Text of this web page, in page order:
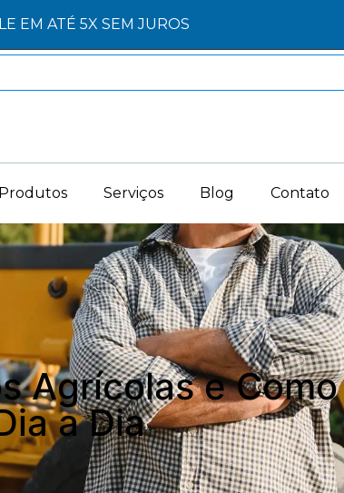
EM ATÉ 5X SEM JUROS
Produtos Serviços Blog Contato
Agrícolas e
a Dia